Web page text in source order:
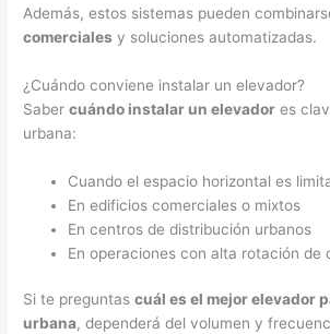
Además, estos sistemas pueden
comerciales y soluciones automatizadas.
¿Cuándo conviene instalar un elevador?
Sabercuándo instalar un elevador es
urbana:
Cuando el espacio horizontal es
En edificios comerciales o mixtos
En centros de distribución urbanos
En operaciones con alta rotación de
Si te preguntascuál es el mejor elevador
urbana, dependerá del volumen y